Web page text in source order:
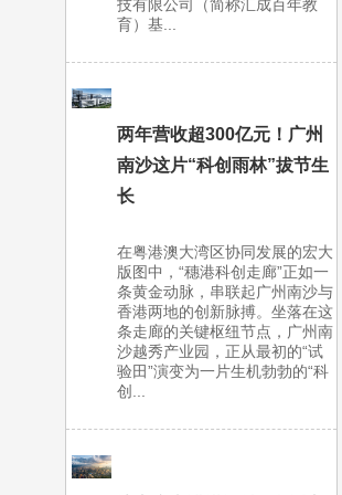
技有限公司（简称汇成百年教
育）基...
两年营收超300亿元！广州
南沙这片“科创雨林”拔节生
长
在粤港澳大湾区协同发展的宏大
版图中，“穗港科创走廊”正如一
条黄金动脉，串联起广州南沙与
香港两地的创新脉搏。坐落在这
条走廊的关键枢纽节点，广州南
沙越秀产业园，正从最初的“试
验田”演变为一片生机勃勃的“科
创...